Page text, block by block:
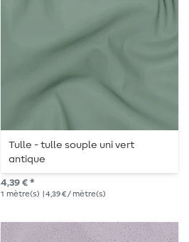
Tulle - tulle souple uni vert
antique
4,39 € *
1 mètre(s) | 4,39 € / mètre(s)